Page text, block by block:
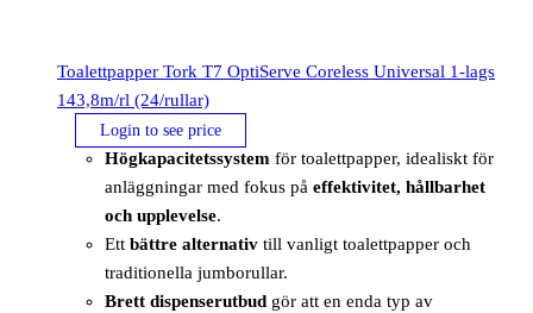
Toalettpapper Tork T7 OptiServe Coreless Universal 1-lags
143,8m/rl (24/rullar)
Login to see price
Högkapacitetssystem för toalettpapper, idealiskt för
anläggningar med fokus på effektivitet, hållbarhet
och upplevelse.
Ett bättre alternativ till vanligt toalettpapper och
traditionella jumborullar.
Brett dispenserutbud gör att en enda typ av